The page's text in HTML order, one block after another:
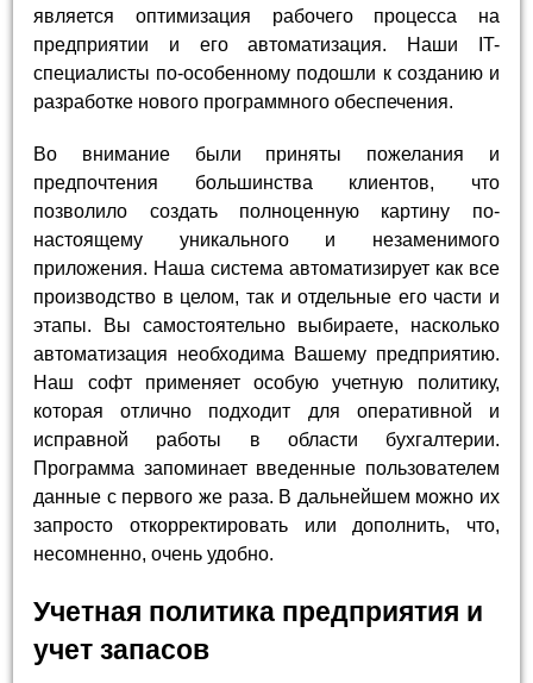
является оптимизация рабочего процесса на
предприятии и его автоматизация. Наши IT-
специалисты по-особенному подошли к созданию и
разработке нового программного обеспечения.
Во внимание были приняты пожелания и
предпочтения большинства клиентов, что
позволило создать полноценную картину по-
настоящему уникального и незаменимого
приложения. Наша система автоматизирует как все
производство в целом, так и отдельные его части и
этапы. Вы самостоятельно выбираете, насколько
автоматизация необходима Вашему предприятию.
Наш софт применяет особую учетную политику,
которая отлично подходит для оперативной и
исправной работы в области бухгалтерии.
Программа запоминает введенные пользователем
данные с первого же раза. В дальнейшем можно их
запросто откорректировать или дополнить, что,
несомненно, очень удобно.
Учетная политика предприятия и
учет запасов